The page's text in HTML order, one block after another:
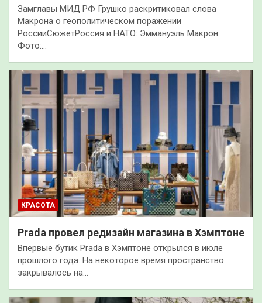
Замглавы МИД РФ Грушко раскритиковал слова
Макрона о геополитическом поражении
РоссииСюжетРоссия и НАТО: Эммануэль Макрон.
Фото:…
КРАСОТА
Prada провел редизайн магазина в Хэмптоне
Впервые бутик Prada в Хэмптоне открылся в июле
прошлого года. На некоторое время пространство
закрывалось на…